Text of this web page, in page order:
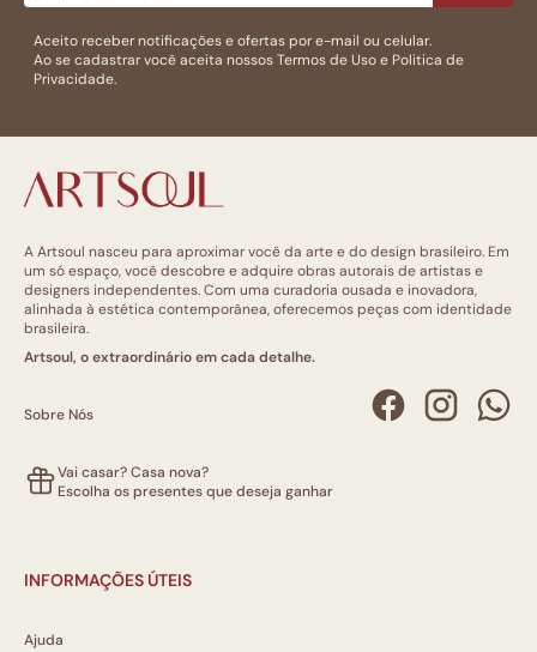
Aceito receber notificações e ofertas por e-mail ou celular.
Ao se cadastrar você aceita nossosTermos de Usoe Politica de
Privacidade.
A Artsoul nasceu para aproximar você da arte e do design brasileiro. Em
um só espaço, você descobre e adquire obras autorais de artistas e
designers independentes. Com uma curadoria ousada e inovadora,
alinhada à estética contemporânea, oferecemos peças com identidade
brasileira.
Artsoul, o extraordinário em cada detalhe.
Sobre Nós
Vai casar? Casa nova?
Escolha os presentes que deseja ganhar
INFORMAÇÕES ÚTEIS
Ajuda